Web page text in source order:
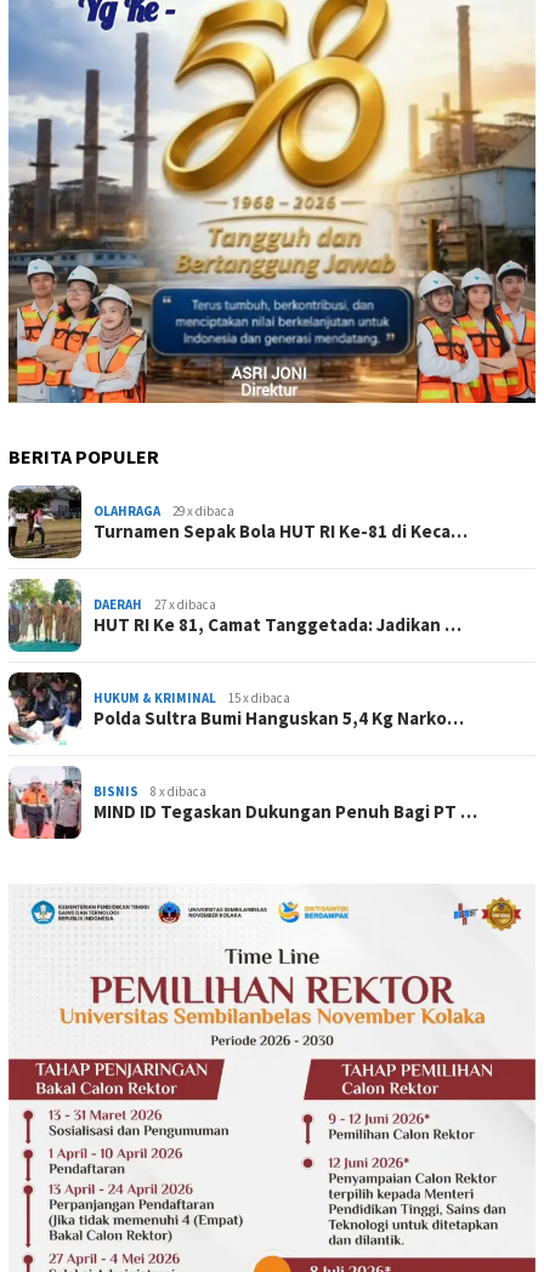
BERITA POPULER
OLAHRAGA 29 x dibaca
Turnamen Sepak Bola HUT RI Ke-81 di Keca…
DAERAH 27 x dibaca
HUT RI Ke 81, Camat Tanggetada: Jadikan …
HUKUM & KRIMINAL 15 x dibaca
Polda Sultra Bumi Hanguskan 5,4 Kg Narko…
BISNIS 8 x dibaca
MIND ID Tegaskan Dukungan Penuh Bagi PT …